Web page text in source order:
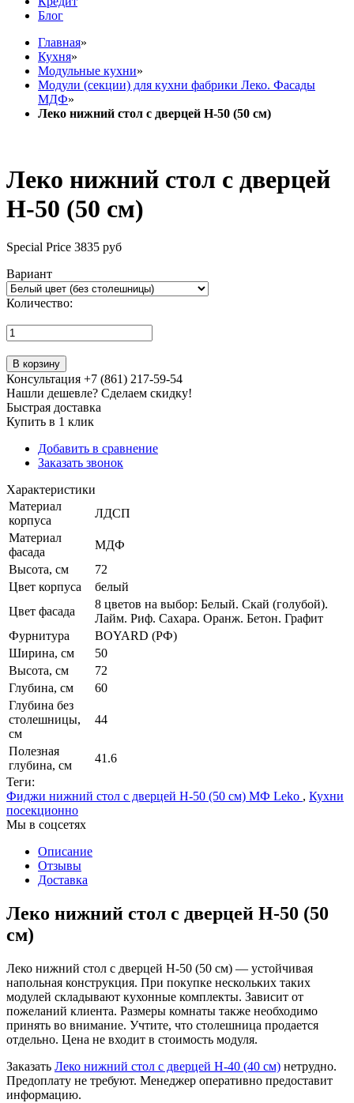
Блог
Главная»
Кухня»
Модульные кухни»
Модули (секции) для кухни фабрики Леко. Фасады
МДФ»
Леко нижний стол с дверцей Н-50 (50 см)
Леко нижний стол с дверцей
Н-50 (50 см)
Special Price 3835 руб
Вариант
Количество:
В корзину
Консультация +7 (861) 217-59-54
Нашли дешевле? Сделаем скидку!
Быстрая доставка
Купить в 1 клик
Добавить в сравнение
Заказать звонок
Характеристики
Материал
корпуса
ЛДСП
Материал
фасада
МДФ
Высота, см
72
Цвет корпуса
белый
Цвет фасада
8 цветов на выбор: Белый. Скай (голубой).
Лайм. Риф. Сахара. Оранж. Бетон. Графит
Фурнитура
BOYARD (РФ)
Ширина, см
50
Высота, см
72
Глубина, см
60
Глубина без
столешницы,
см
44
Полезная
глубина, см
41.6
Теги:
Фиджи нижний стол с дверцей Н-50 (50 см) МФ Leko , Кухни
посекционно
Мы в соцсетях
Описание
Отзывы
Доставка
Леко нижний стол с дверцей Н-50 (50
см)
Леко нижний стол с дверцей Н-50 (50 см) — устойчивая
напольная конструкция. При покупке нескольких таких
модулей складывают кухонные комплекты. Зависит от
пожеланий клиента. Размеры комнаты также необходимо
принять во внимание. Учтите, что столешница продается
отдельно. Цена не входит в стоимость модуля.
Заказать Леко нижний стол с дверцей Н-40 (40 см) нетрудно.
Предоплату не требуют. Менеджер оперативно предоставит
информацию.